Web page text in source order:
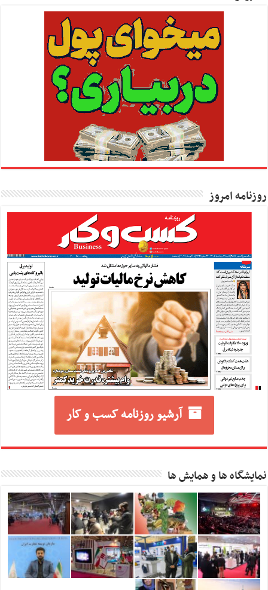
روزنامه امروز
آرشیو روزنامه کسب و کار
نمایشگاه ها و همایش ها